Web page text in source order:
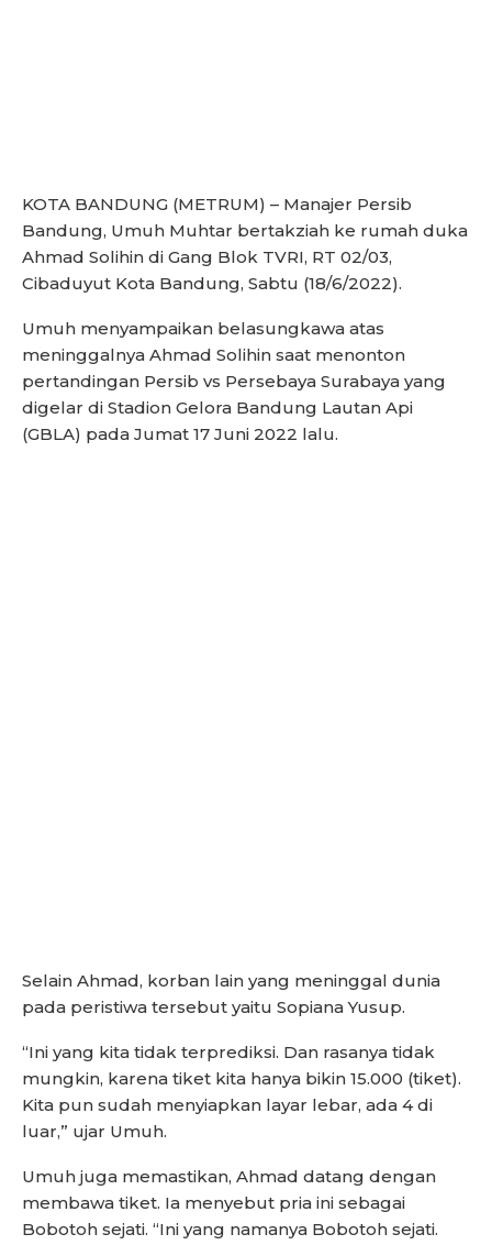
KOTA BANDUNG (METRUM) – Manajer Persib
Bandung, Umuh Muhtar bertakziah ke rumah duka
Ahmad Solihin di Gang Blok TVRI, RT 02/03,
Cibaduyut Kota Bandung, Sabtu (18/6/2022).
Umuh menyampaikan belasungkawa atas
meninggalnya Ahmad Solihin saat menonton
pertandingan Persib vs Persebaya Surabaya yang
digelar di Stadion Gelora Bandung Lautan Api
(GBLA) pada Jumat 17 Juni 2022 lalu.
Selain Ahmad, korban lain yang meninggal dunia
pada peristiwa tersebut yaitu Sopiana Yusup.
“Ini yang kita tidak terprediksi. Dan rasanya tidak
mungkin, karena tiket kita hanya bikin 15.000 (tiket).
Kita pun sudah menyiapkan layar lebar, ada 4 di
luar,” ujar Umuh.
Umuh juga memastikan, Ahmad datang dengan
membawa tiket. Ia menyebut pria ini sebagai
Bobotoh sejati. “Ini yang namanya Bobotoh sejati.